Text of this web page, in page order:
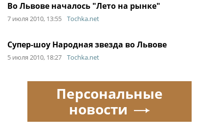
Во Львове началось "Лето на рынке"
7 июля 2010, 13:55 Tochka.net
Супер-шоу Народная звезда во Львове
5 июля 2010, 18:27 Tochka.net
Персональные
новости